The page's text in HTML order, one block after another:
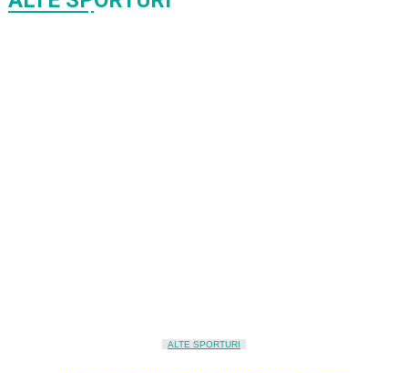
ALTE SPORTURI